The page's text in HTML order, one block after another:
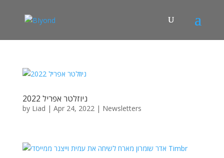
ניוזלטר אפריל 2022
by Liad | Apr 24, 2022| Newsletters